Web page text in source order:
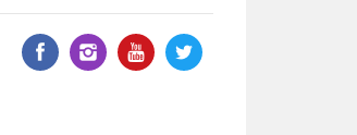
Facebook üzerinde paylaş
Instagram'da paylaş
YouTube
Twitter